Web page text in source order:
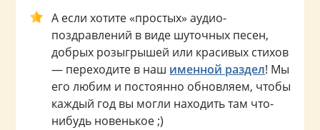
А если хотите «простых» аудио-
поздравлений в виде шуточных песен,
добрых розыгрышей или красивых стихов
— переходите в наш именной раздел! Мы
его любим и постоянно обновляем, чтобы
каждый год вы могли находить там что-
нибудь новенькое ;)